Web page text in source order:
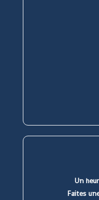
Un
Faites